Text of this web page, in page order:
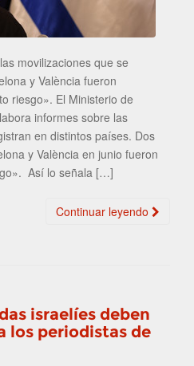
movilizaciones que se
y València fueron
riesgo». El Ministerio de
informes sobre las
en distintos países. Dos
y València en junio fueron
Así lo señala […]
Continuar leyendo
israelíes deben
los periodistas de